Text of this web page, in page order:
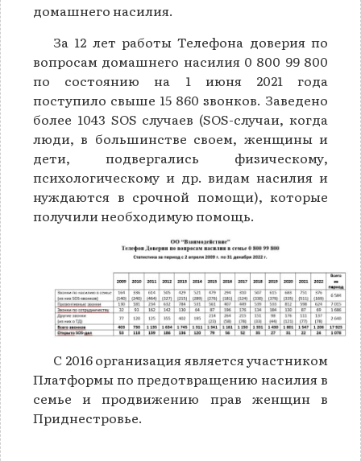
домашнего насилия.
За 12 лет работы Телефона доверия по
вопросам домашнего насилия 0 800 99 800
по состоянию на 1 июня 2021 года
поступило свыше 15 860 звонков. Заведено
более 1043 SOS случаев (SOS-случаи, когда
люди, в большинстве своем, женщины и
дети, подвергались физическому,
психологическому и др. видам насилия и
нуждаются в срочной помощи), которые
получили необходимую помощь.
C 2016 организация является участником
Платформы по предотвращению насилия в
семье и продвижению прав женщин в
Приднестровье.